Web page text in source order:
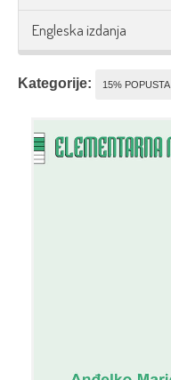
Engleska izdanja
Kategorije: 15% POPUSTA